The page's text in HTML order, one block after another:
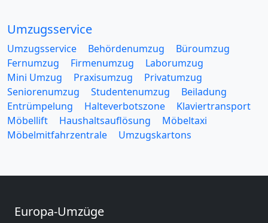
Umzugsservice
Umzugsservice Behördenumzug
Büroumzug
Fernumzug
Firmenumzug
Laborumzug
Mini Umzug
Praxisumzug
Privatumzug
Seniorenumzug
Studentenumzug
Beiladung
Entrümpelung
Halteverbotszone
Klaviertransport
Möbellift
Haushaltsauflösung
Möbeltaxi
Möbelmitfahrzentrale
Umzugskartons
Europa-Umzüge